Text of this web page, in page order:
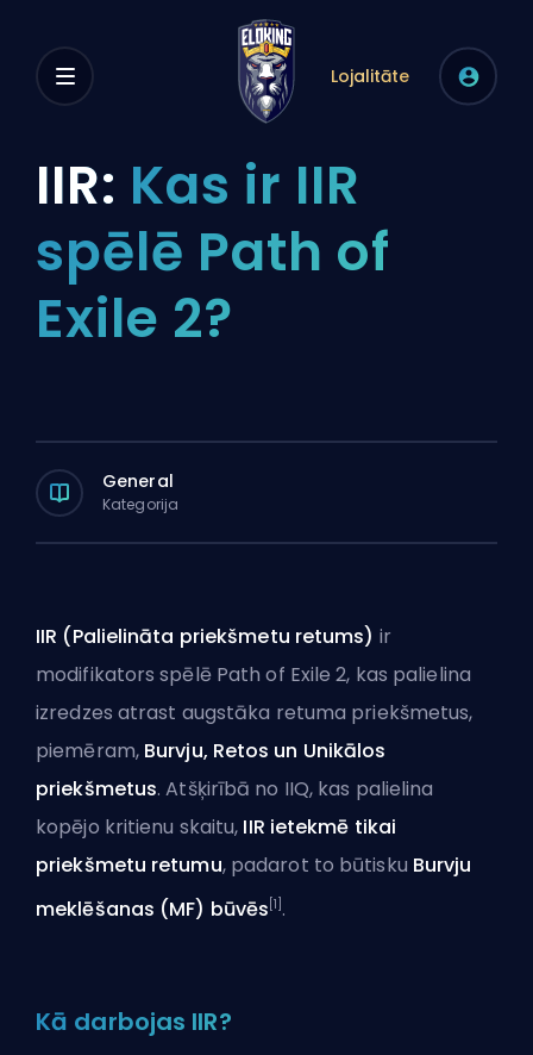
Lojalitāte
IIR: Kas ir IIR
spēlē Path of
Exile 2?
General
Kategorija
IIR (Palielināta priekšmetu retums) ir
modifikators spēlē Path of Exile 2, kas palielina
izredzes atrast augstāka retuma priekšmetus,
piemēram, Burvju, Retos un Unikālos
priekšmetus. Atšķirībā no IIQ, kas palielina
kopējo kritienu skaitu, IIR ietekmē tikai
priekšmetu retumu, padarot to būtisku Burvju
meklēšanas (MF) būvēs [1] .
Kā darbojas IIR?